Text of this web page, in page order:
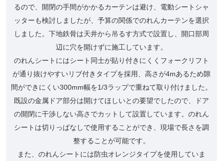
るので、開閉の手間がかかるカーテンは避け、電動シートシャ
ッターも検討しましたが、予算の関係でのれんカーテンを選択
しました。下地鉄骨は天井から吊るす方式で設置し、開口部周
辺に穴を開けずに施工しています。
のれんシートにはシート同士が貼り付きにくくフォークリフト
が通り抜けやすいリブ付きタイプを採用、高さが4mあるため隙
間ができにくい300mm幅を1/3ラップで重ねて取り付けました。
既設の金属ドア部分は開けてほしいとの要望でしたので、ドア
の開閉に干渉しない高さでカットして設置しています。のれん
シートは切りっぱなしで使用することができ、現場で長さを調
整することが可能です。
また、のれんシートには防虫オレンジタイプを使用していま